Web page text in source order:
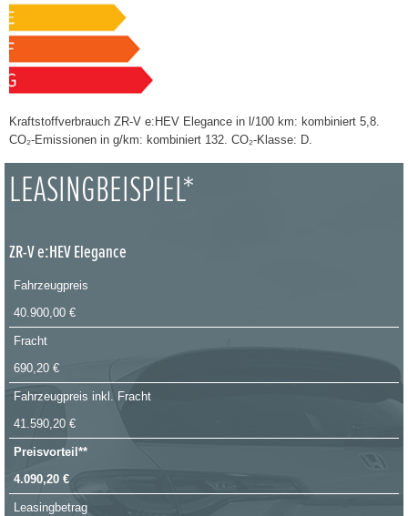
Kraftstoffverbrauch ZR-V e:HEV Elegance in l/100 km: kombiniert 5,8.
CO₂-Emissionen in g/km: kombiniert 132. CO₂-Klasse: D.
LEASINGBEISPIEL*
ZR-V e:HEV Elegance
Fahrzeugpreis
40.900,00 €
Fracht
690,20 €
Fahrzeugpreis inkl. Fracht
41.590,20 €
Preisvorteil**
4.090,20 €
Leasingbetrag